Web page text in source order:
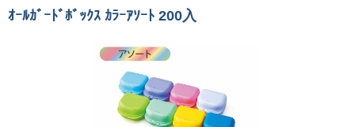
ｵｰﾙｶﾞｰﾄﾞﾎﾞｯｸｽ ｶﾗｰｱｿｰﾄ 200入